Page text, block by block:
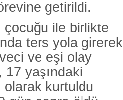
getirildi.
ile birlikte
ters yola girerek
ve eşi olay
17 yaşındaki
olarak kurtuldu